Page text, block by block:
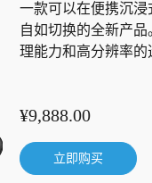
一款可以在便携沉
自如切换的全新产
理能力和高分辨率的
¥9,888.00
立即购买